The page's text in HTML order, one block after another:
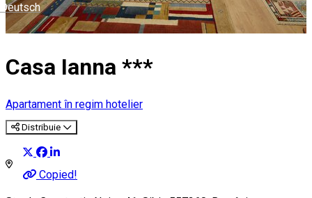
Deutsch
Casa Ianna ***
Apartament în regim hotelier
Distribuie
Copied!